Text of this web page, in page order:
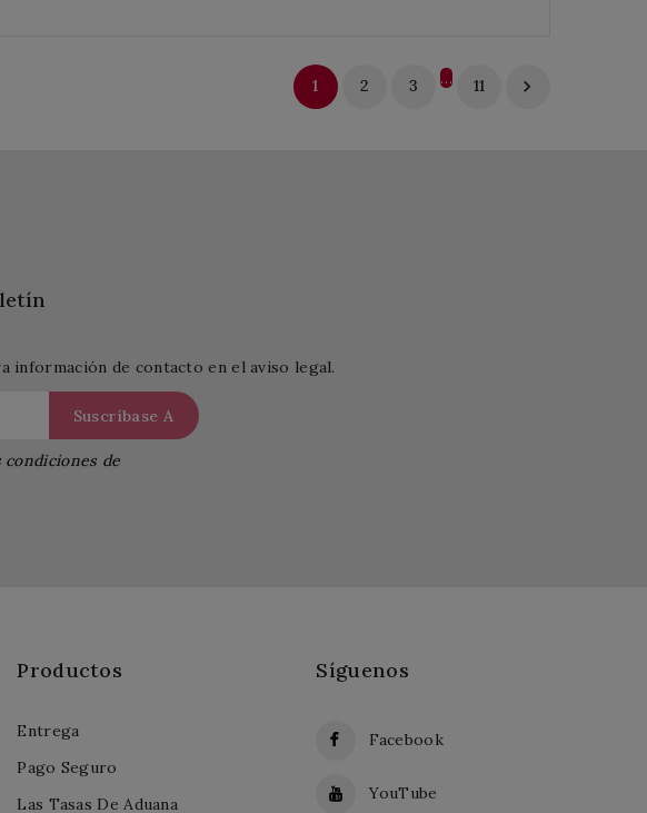
1 2 3 … 11 
información de contacto en el aviso legal.
de
Síguenos
Facebook
YouTube
Productos
Entrega
Pago Seguro
Las Tasas De Aduana